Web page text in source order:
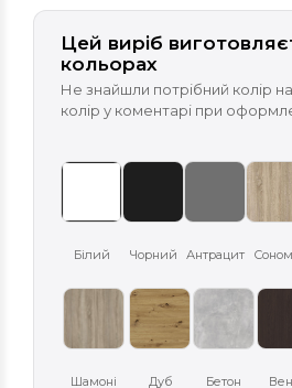
Цей виріб
кольорах
Не знайшли потрібний колір
колір у коментарі при
Білий Чорний Антрацит
Шамоні Дуб Бетон